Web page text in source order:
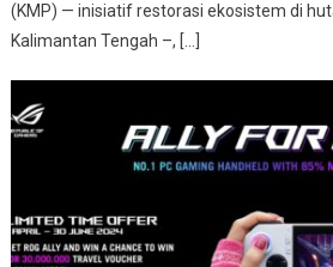
(KMP) — inisiatif restorasi ekosistem di
Kalimantan Tengah –, […]